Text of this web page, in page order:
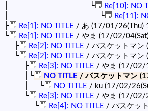
│ └ Re[10]: NO
│ └ Re[11]:
├ Re[1]: NO TITLE / あ (17/01/26(Thu)
└ Re[1]: NO TITLE / やま (17/02/
├ Re[2]: NO TITLE / バスケットマン
└ Re[2]: NO TITLE / バスケットマン
├ Re[3]: NO TITLE / やま (17/02/
│└ NO TITLE / バスケットマン
│ └ NO TITLE / ku (17/02/
└ Re[3]: NO TITLE / やま (17/02/
└ Re[4]: NO TITLE / バスケッ